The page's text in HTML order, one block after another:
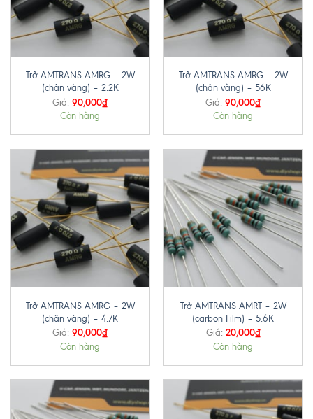
Trở AMTRANS AMRG – 2W
(chân vàng) – 2.2K
Giá: 90,000₫
Còn hàng
Trở AMTRANS AMRG – 2W
(chân vàng) – 56K
Giá: 90,000₫
Còn hàng
Trở AMTRANS AMRG – 2W
(chân vàng) – 4.7K
Giá: 90,000₫
Còn hàng
Trở AMTRANS AMRT – 2W
(carbon Film) – 5.6K
Giá: 20,000₫
Còn hàng